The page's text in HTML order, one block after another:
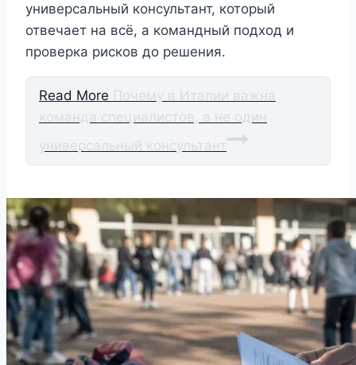
универсальный консультант, который
отвечает на всё, а командный подход и
проверка рисков до решения.
Read More Почему в Италии важна
команда специалистов, а не один
универсальный консультант